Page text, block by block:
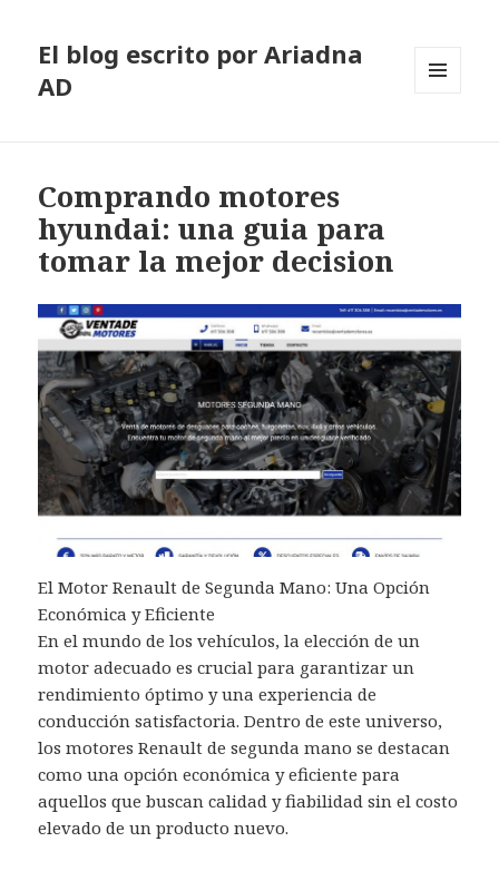
El blog escrito por Ariadna
AD
Comprando motores
hyundai: una guia para
tomar la mejor decision
El Motor Renault de Segunda Mano: Una Opción
Económica y Eficiente
En el mundo de los vehículos, la elección de un
motor adecuado es crucial para garantizar un
rendimiento óptimo y una experiencia de
conducción satisfactoria. Dentro de este universo,
los motores Renault de segunda mano se destacan
como una opción económica y eficiente para
aquellos que buscan calidad y fiabilidad sin el costo
elevado de un producto nuevo.